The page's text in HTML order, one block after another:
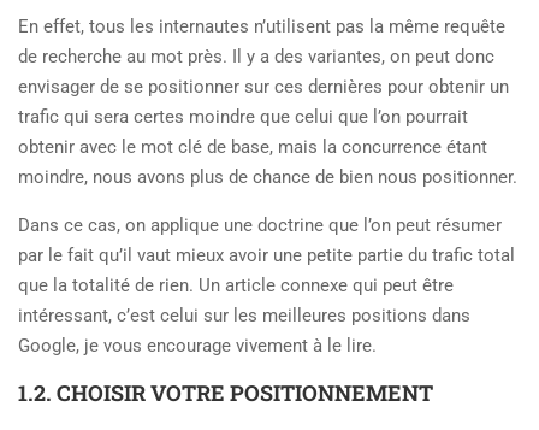
En effet, tous les internautes n’utilisent pas la même requête
de recherche au mot près. Il y a des variantes, on peut donc
envisager de se positionner sur ces dernières pour obtenir un
trafic qui sera certes moindre que celui que l’on pourrait
obtenir avec le mot clé de base, mais la concurrence étant
moindre, nous avons plus de chance de bien nous positionner.
Dans ce cas, on applique une doctrine que l’on peut résumer
par le fait qu’il vaut mieux avoir une petite partie du trafic total
que la totalité de rien. Un article connexe qui peut être
intéressant, c’est celui sur les meilleures positions dans
Google, je vous encourage vivement à le lire.
1.2. CHOISIR VOTRE POSITIONNEMENT